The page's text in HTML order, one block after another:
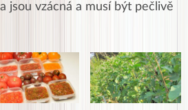
jsou vzácná a musí být pečlivě